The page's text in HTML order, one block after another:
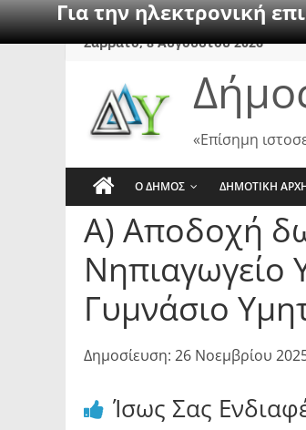
Για την ηλεκτρονική
SkipΣάββατο, 8 Αυγούστου 2026
«Επίσημη
Ο ΔΗΜΟΣ ΔΗΜΟΤΙΚΗ
Α) Αποδοχή
Νηπιαγωγείο
Γυμνάσιο
Δημοσίευση: 26 Νοεμβρίου
Ίσως Σας